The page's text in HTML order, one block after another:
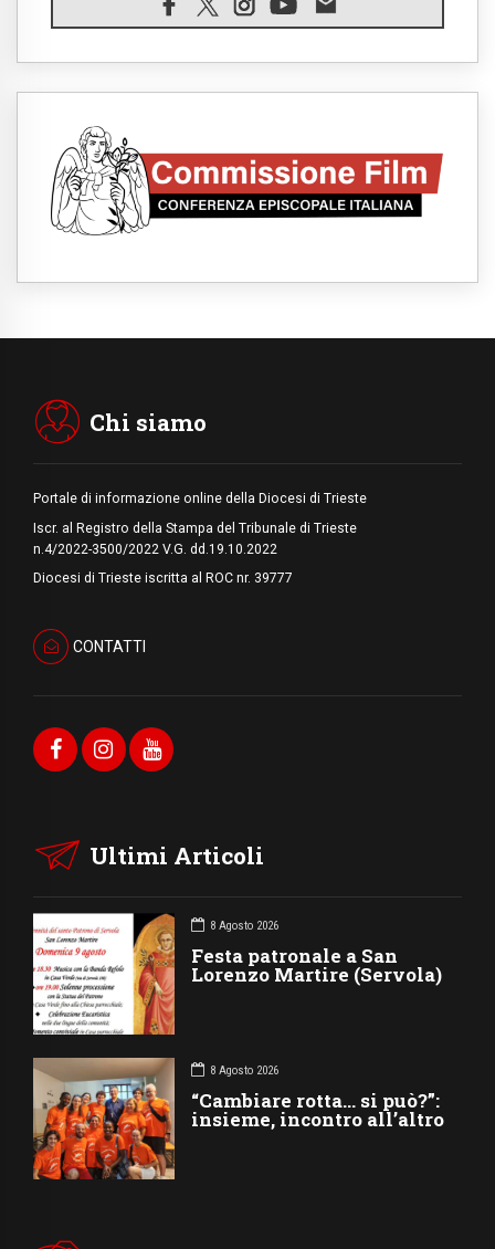
07.08.2026
Il Papa in Francia, quattro giorni intensi tra
SIGNIS 2026, dare voce alle religiose
Honduras, gli sfollati invisibili di una crisi
dimenticata
07.08.2026
Italia, Antigone: carceri al limite della
Parolin conclude il viaggio in Messico: "La
Chi siamo
Portale di informazione online della Diocesi di Trieste
Iscr. al Registro della Stampa del Tribunale di Trieste
n.4/2022-3500/2022 V.G. dd.19.10.2022
Diocesi di Trieste iscritta al ROC nr. 39777
CONTATTI
Ultimi Articoli
8 Agosto 2026
Festa patronale a San
Lorenzo Martire (Servola)
8 Agosto 2026
“Cambiare rotta… si può?”:
insieme, incontro all’altro